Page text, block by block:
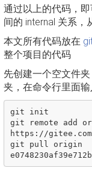
通过以上的代码，
间的 internal 关系
本文所有代码放在
整个项目的代码
先创建一个空文件
夹，在命令行里面
git init
git remote add
https://
git pull origin